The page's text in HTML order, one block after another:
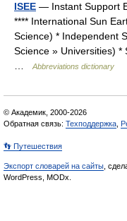
ISEE — Instant Support
**** International Sun
Science) * Independent
Science » Universities) *
Abbreviations dictionary
© Академик, 2000-2026
Обратная связь: Техподдержка
👣 Путешествия
Экспорт словарей на сайты ,
WordPress, MODx.